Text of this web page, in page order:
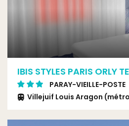
IBIS STYLES PARIS ORLY
PARAY-VIEILLE-POSTE
Villejuif Louis Aragon